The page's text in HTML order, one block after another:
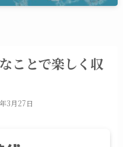
ことで楽しく収
3月27日